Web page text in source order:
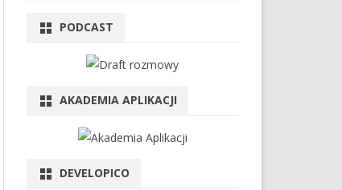
PODCAST
AKADEMIA APLIKACJI
DEVELOPICO